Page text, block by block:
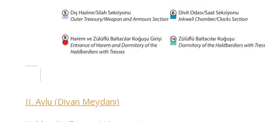
II. Avlu (Divan Meydanı)